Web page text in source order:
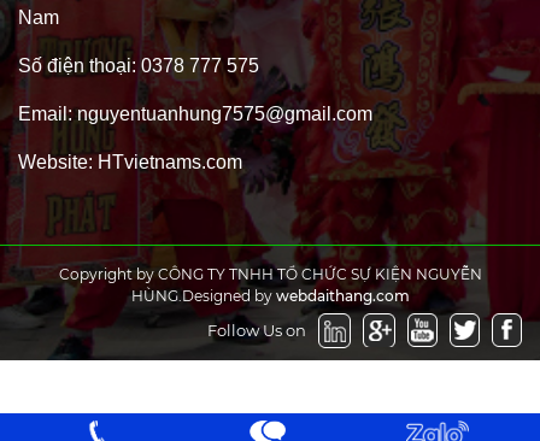
Nam
Số điện thoại: 0378 777 575
Email: nguyentuanhung7575@gmail.com
Website: HTvietnams.com
Copyright by CÔNG TY TNHH TỔ CHỨC SỰ KIỆN NGUYỄN
HÙNG.Designed by webdaithang.com
Follow Us on